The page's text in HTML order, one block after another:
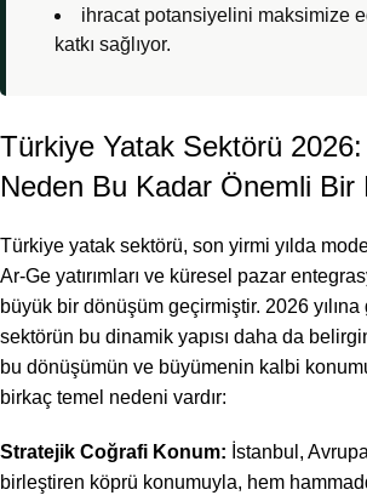
ihracat potansiyelini maksimize
katkı sağlıyor.
Türkiye Yatak Sektörü
Neden Bu Kadar Önemli Bir
Türkiye yatak sektörü, son yirmi yılda
Ar-Ge yatırımları ve küresel pazar
büyük bir dönüşüm geçirmiştir. 2026
sektörün bu dinamik yapısı daha da
bu dönüşümün ve büyümenin kalbi
birkaç temel nedeni vardır:
Stratejik Coğrafi Konum: İstanbul,
birleştiren köprü konumuyla, hem